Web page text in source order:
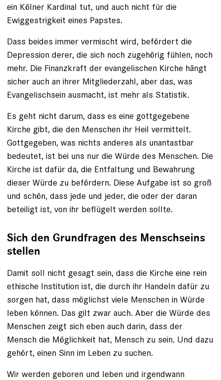
ein Kölner Kardinal tut, und auch nicht für die
Ewiggestrigkeit eines Papstes.
Dass beides immer vermischt wird, befördert die
Depression derer, die sich noch zugehörig fühlen, noch
mehr. Die Finanzkraft der evangelischen Kirche hängt
sicher auch an ihrer Mitgliederzahl, aber das, was
Evangelischsein ausmacht, ist mehr als Statistik.
Es geht nicht darum, dass es eine gottgegebene
Kirche gibt, die den Menschen ihr Heil vermittelt.
Gottgegeben, was nichts anderes als unantastbar
bedeutet, ist bei uns nur die Würde des Menschen. Die
Kirche ist dafür da, die Entfaltung und Bewahrung
dieser Würde zu befördern. Diese Aufgabe ist so groß
und schön, dass jede und jeder, die oder der daran
beteiligt ist, von ihr beflügelt werden sollte.
Sich den Grundfragen des Menschseins
stellen
Damit soll nicht gesagt sein, dass die Kirche eine rein
ethische Institution ist, die durch ihr Handeln dafür zu
sorgen hat, dass möglichst viele Menschen in Würde
leben können. Das gilt zwar auch. Aber die Würde des
Menschen zeigt sich eben auch darin, dass der
Mensch die Möglichkeit hat, Mensch zu sein. Und dazu
gehört, einen Sinn im Leben zu suchen.
Wir werden geboren und leben und irgendwann